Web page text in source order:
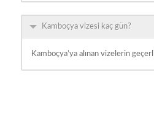
Kamboçya vizesi kaç gün?
Kamboçya’ya alınan vizelerin